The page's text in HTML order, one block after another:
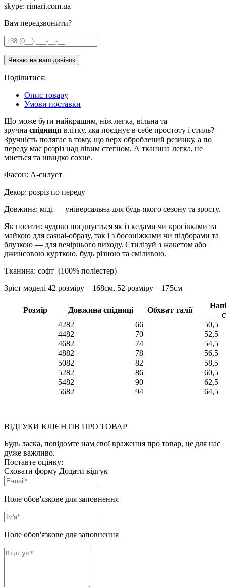
skype: rimari.com.ua
Вам передзвонити?
Поділитися:
Опис товару
Умови поставки
Що може бути найкращим, ніж легка, вільна та
зручна спідниця влітку, яка поєднує в себе простоту і стиль?
Зручність полягає в тому, що верх оброблений резинку, а по
переду має розріз над лівим стегном. А тканина легка, не
мнеться та швидко сохне.
Фасон: А-силует
Декор: розріз по переду
Довжина: міді — універсальна для будь-якого сезону та зросту.
Як носити: чудово поєднується як із кедами чи кросівками та
майкою для casual-образу, так і з босоніжками чи підборами та
блузкою — для вечірнього виходу. Стилізуй з жакетом або
джинсовою курткою, будь різною та сміливою.
Тканина: софт (100% поліестер)
Зріст моделі 42 розміру – 168см, 52 розміру – 175см
Розмір Довжина спідниці Обхват талії
4282 66
50,5
4482 70
52,5
4682 74
54,5
4882 78
56,5
5082 82
58,5
5282 86
60,5
5482 90
62,5
5682 94 64,5
ВІДГУКИ КЛІЄНТІВ ПРО ТОВАР
Будь ласка, повідомте нам свої враження про товар, це для нас
дуже важливо.
Поставте оцінку:
Сховати форму Додати відгук
Поле обов'язкове для заповнення
Поле обов'язкове для заповнення